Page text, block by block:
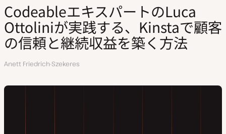
ン
お問い合わせ
CodeableエキスパートのLuca
Ottoliniが実践する、Kinstaで顧客
の信頼と継続収益を築く方法
執
Anett Friedrich-Szekeres